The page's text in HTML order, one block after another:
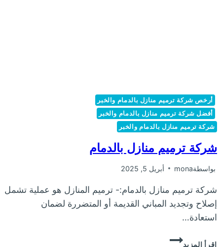
أرخص شركة ترميم منازل بالدمام والخبر
أفضل شركة ترميم منازل بالدمام والخبر
شركة ترميم منازل بالدمام والخبر
شركة ترميم منازل بالدمام
بواسطةmona أبريل 5, 2025
شركة ترميم منازل بالدمام:- ترميم المنازل هو عملية تشمل
إصلاح وتجديد المباني القديمة أو المتضررة لضمان
استعادة…
إقرأ المزيد
شركة